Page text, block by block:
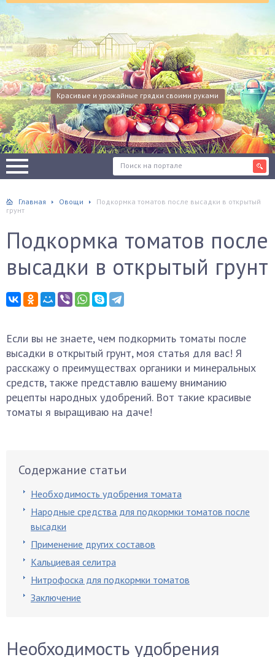
Красивые и урожайные грядки своими руками
Главная Овощи
Подкормка томатов после высадки в открытый
грунт
Подкормка томатов после
высадки в открытый грунт
Если вы не знаете, чем подкормить томаты после
высадки в открытый грунт, моя статья для вас! Я
расскажу о преимуществах органики и минеральных
средств, также представлю вашему вниманию
рецепты народных удобрений. Вот такие красивые
томаты я выращиваю на даче!
Содержание статьи
Необходимость удобрения томата
Народные средства для подкормки томатов после
высадки
Применение других составов
Кальциевая селитра
Нитрофоска для подкормки томатов
Заключение
Необходимость удобрения